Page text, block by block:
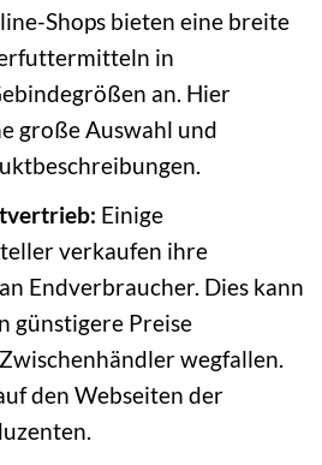
Shops bieten eine breite
in
an. Hier
große Auswahl und
Einige
verkaufen ihre
Endverbraucher. Dies kann
günstigere Preise
wegfallen.
den Webseiten der